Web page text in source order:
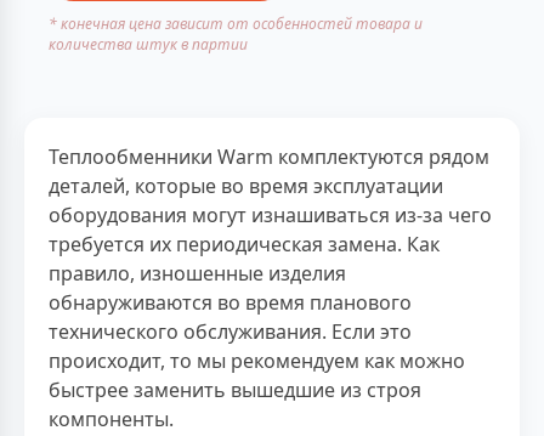
* конечная цена зависит от особенностей товара и
количества штук в партии
Теплообменники Warm комплектуются рядом
деталей, которые во время эксплуатации
оборудования могут изнашиваться из-за чего
требуется их периодическая замена. Как
правило, изношенные изделия
обнаруживаются во время планового
технического обслуживания. Если это
происходит, то мы рекомендуем как можно
быстрее заменить вышедшие из строя
компоненты.